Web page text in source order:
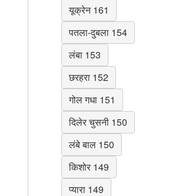
यूक्रेन 161
पतला-दुबला 154
लंबा 153
छरहरा 152
गोल गधा 151
दिलेर चुसनी 150
लंबे बाल 150
किशोर 149
प्यारा 149